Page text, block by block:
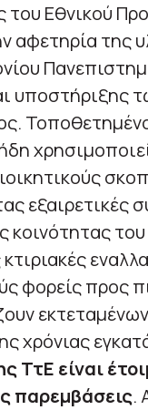
Εθνικού
αφετηρία της
υποστήριξης
κοινότητας
φορείς προς
χρόνιας
ΤτΕ είναι
παρεμβάσεις.